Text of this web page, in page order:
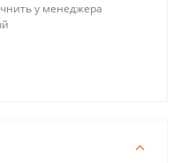
у менеджера